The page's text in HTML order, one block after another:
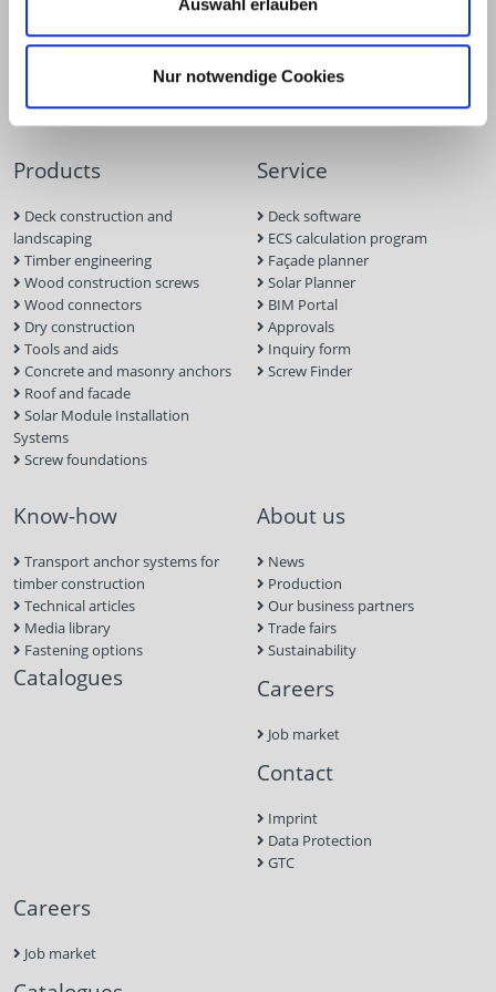
Nur notwendige Cookies
Products
Deck construction and
landscaping
Timber engineering
Wood construction screws
Wood connectors
Dry construction
Tools and aids
Concrete and masonry anchors
Roof and facade
Solar Module Installation
Systems
Screw foundations
Service
Deck software
ECS calculation program
Façade planner
Solar Planner
BIM Portal
Approvals
Inquiry form
Screw Finder
Know-how
Transport anchor systems for
timber construction
Technical articles
Media library
Fastening options
Catalogues
About us
News
Production
Our business partners
Trade fairs
Sustainability
Careers
Job market
Contact
Imprint
Data Protection
GTC
Careers
Job market